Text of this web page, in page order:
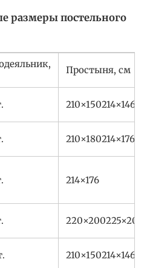
размеры постельного
Простыня, см
214×176
210×150214×146